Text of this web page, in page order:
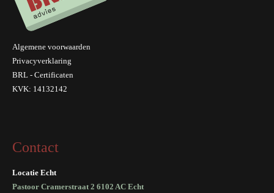
Algemene voorwaarden
Privacyverklaring
BRL - Certificaten
KVK: 14132142
Contact
Locatie Echt
Pastoor Cramerstraat 2 6102 AC Echt